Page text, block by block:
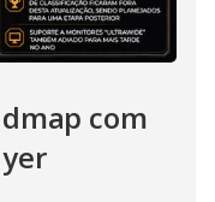
com